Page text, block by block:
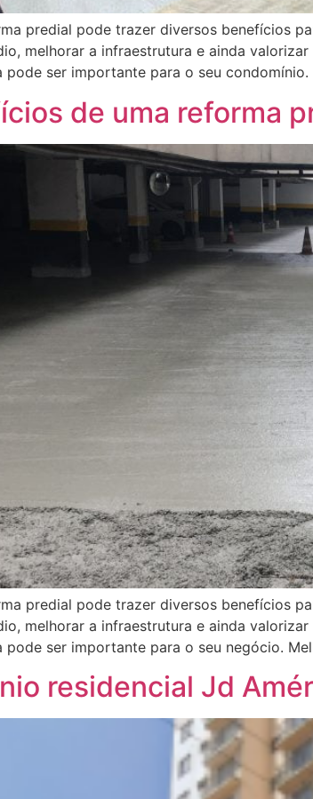
predial pode trazer diversos benefícios
melhorar a infraestrutura e ainda
pode ser importante para o seu
de uma reforma
predial pode trazer diversos benefícios
melhorar a infraestrutura e ainda
pode ser importante para o seu negócio.
residencial Jd